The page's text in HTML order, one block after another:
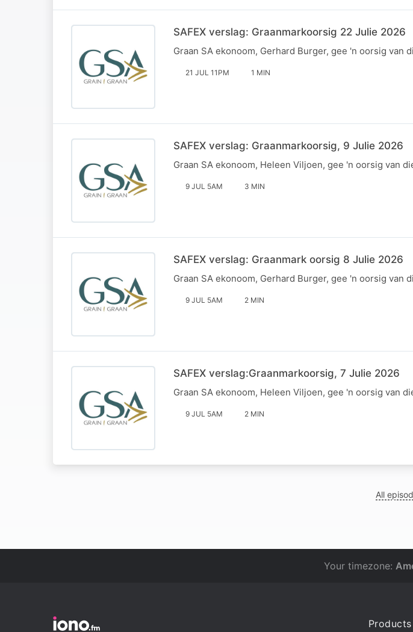
SAFEX verslag: Graanmarkoorsig 22 Julie 2026
Graan SA ekonoom, Gerhard Burger, gee 'n oorsig van
21 JUL 11PM 1 MIN
SAFEX verslag: Graanmarkoorsig, 9 Julie 2026
Graan SA ekonoom, Heleen Viljoen, gee 'n oorsig van
9 JUL 5AM 3 MIN
SAFEX verslag: Graanmark oorsig 8 Julie 2026
Graan SA ekonoom, Gerhard Burger, gee 'n oorsig van
9 JUL 5AM 2 MIN
SAFEX verslag:Graanmarkoorsig, 7 Julie 2026
Graan SA ekonoom, Heleen Viljoen, gee 'n oorsig van
9 JUL 5AM 2 MIN
All
Your timezone:
Products